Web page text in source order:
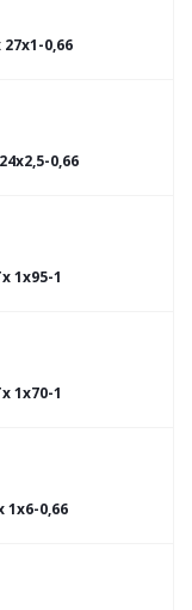
0,66
0,66
1х95-1
1х70-1
1х6-0,66